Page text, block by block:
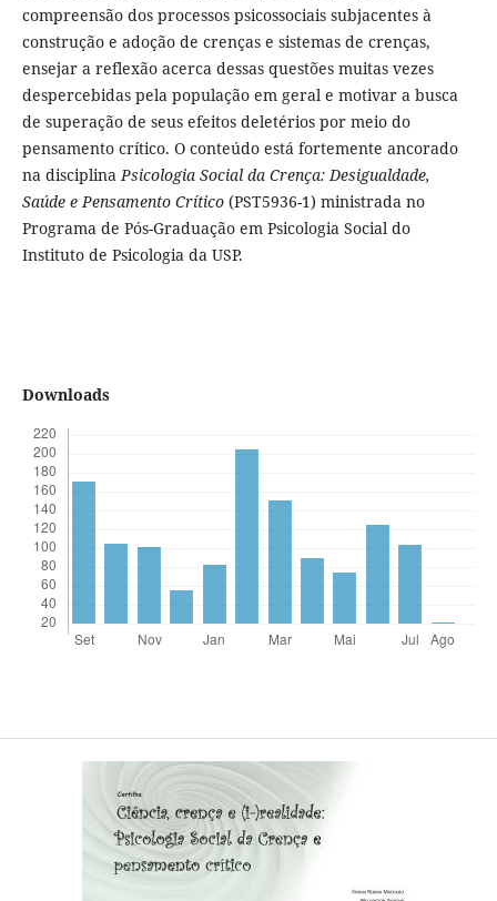
compreensão dos processos psicossociais subjacentes à
construção e adoção de crenças e sistemas de crenças,
ensejar a reflexão acerca dessas questões muitas vezes
despercebidas pela população em geral e motivar a busca
de superação de seus efeitos deletérios por meio do
pensamento crítico. O conteúdo está fortemente ancorado
na disciplinaPsicologia Social da Crença: Desigualdade,
Saúde e Pensamento Crítico(PST5936-1) ministrada no
Programa de Pós-Graduação em Psicologia Social do
Instituto de Psicologia da USP.
Downloads